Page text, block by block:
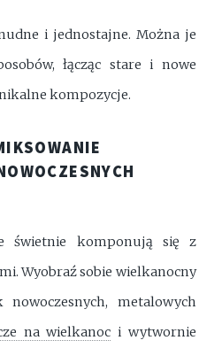
i jednostajne. Można je
łącząc stare i nowe
kompozycje.
świetnie komponują się z
Wyobraź sobie wielkanocny
metalowych
na wielkanoc i wytwornie